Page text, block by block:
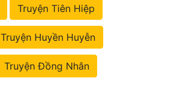
Truyện Tiên Hiệp
Truyện Huyền Huyễn
Truyện Đồng Nhân